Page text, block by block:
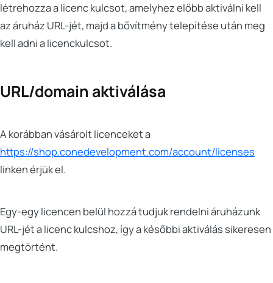
létrehozza a licenc kulcsot, amelyhez előbb aktiválni kell
az áruház URL-jét, majd a bővítmény telepítése után meg
kell adni a licenckulcsot.
URL/domain aktiválása
A korábban vásárolt licenceket a
https://shop.conedevelopment.com/account/licenses
linken érjük el.
Egy-egy licencen belül hozzá tudjuk rendelni áruházunk
URL-jét a licenc kulcshoz, így a későbbi aktiválás sikeresen
megtörtént.